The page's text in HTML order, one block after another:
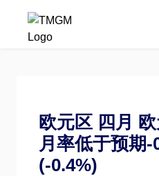
欧元区 四月
月率低于预期
(-0.4%)